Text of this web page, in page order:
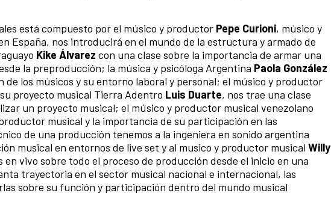
está compuesto por el músico y productor Pepe Curioni, músico y
España, nos introducirá en el mundo de la estructura y armado de
Kike Álvarez con una clase sobre la importancia de armar una
la preproducción; la música y psicóloga Argentina Paola González
los músicos y su entorno laboral y personal; el músico y productor
proyecto musical Tierra Adentro Luis Duarte, nos trae una clase
un proyecto musical; el músico y productor musical venezolano
musical y la importancia de su participación en las
de una producción tenemos a la ingeniera en sonido argentina
musical en entornos de live set y al musico y productor musical Willy
vivo sobre todo el proceso de producción desde el inicio en una
trayectoria en el sector musical nacional e internacional, las
sobre su función y participación dentro del mundo musical